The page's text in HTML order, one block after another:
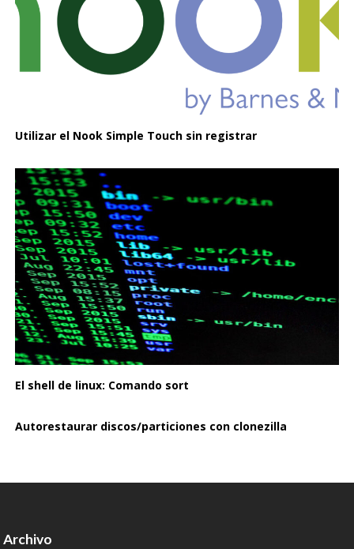
Utilizar el Nook Simple Touch sin registrar
El shell de linux: Comando sort
Autorestaurar discos/particiones con clonezilla
Archivo